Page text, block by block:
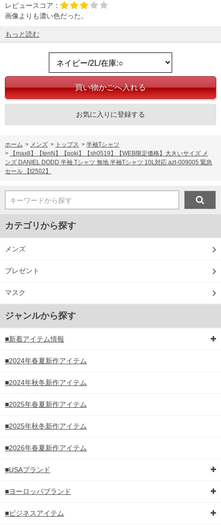
レビュースコア：
画像よりも濃い色だった。
もっと読む
お気に入りに登録する
ホーム > メンズ > トップス > 半袖Tシャツ
>
【max8】【tenN】【poki】【sh0519】【WEB限定価格】大きいサイズ メ
ンズ DANIEL DODD 半袖 Tシャツ 無地 半袖Tシャツ 10L対応 azt-009005 緊急
セール 【t2502】
キーワードから探す
カテゴリから探す
メンズ
プレゼント
マスク
ジャンルから探す
■新着アイテム情報
■2024年春夏新作アイテム
■2024年秋冬新作アイテム
■2025年春夏新作アイテム
■2025年秋冬新作アイテム
■2026年春夏新作アイテム
■USAブランド
■ヨーロッパブランド
■ビジネスアイテム